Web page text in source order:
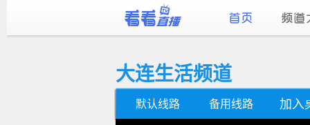
大连生活频道
默认线路 备用线路 加入